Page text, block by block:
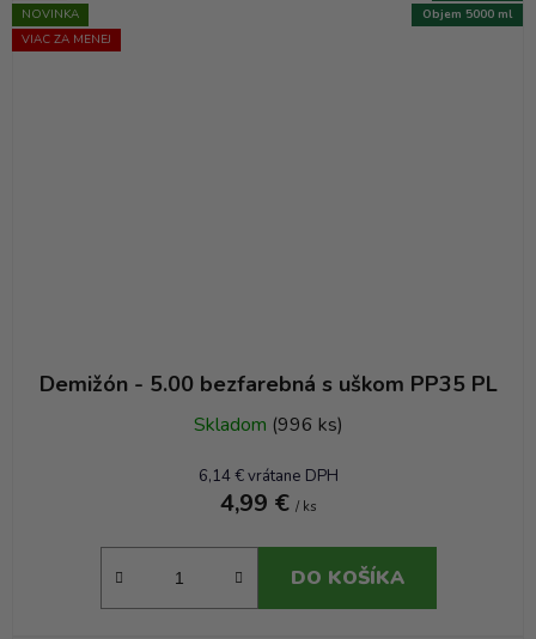
NOVINKA
VIAC ZA MENEJ
Demižón - 5.00 bezfarebná s uškom PP35 PL
Skladom (996 ks)
6,14 € vrátane DPH
4,99 € / ks
DO KOŠÍKA
Objem 5000 ml